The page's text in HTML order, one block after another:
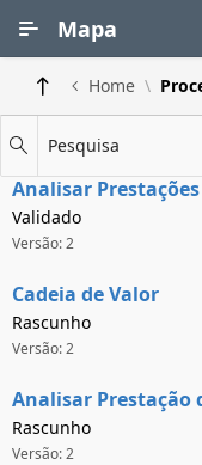
Mapa
Home
Pesquisa
Analisar
Validado
Versão: 2
Cadeia de Valor
Rascunho
Versão: 2
Analisar Prestação
Rascunho
Versão: 2